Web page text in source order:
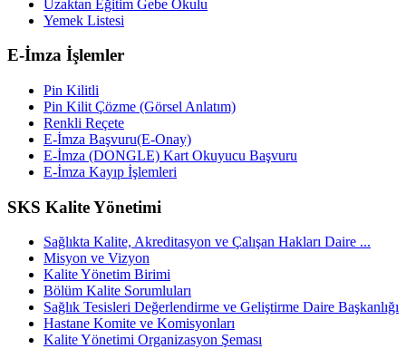
Uzaktan Eğitim Gebe Okulu
Yemek Listesi
E-İmza İşlemler
Pin Kilitli
Pin Kilit Çözme (Görsel Anlatım)
Renkli Reçete
E-İmza Başvuru(E-Onay)
E-İmza (DONGLE) Kart Okuyucu Başvuru
E-İmza Kayıp İşlemleri
SKS Kalite Yönetimi
Sağlıkta Kalite, Akreditasyon ve Çalışan Hakları Daire ...
Misyon ve Vizyon
Kalite Yönetim Birimi
Bölüm Kalite Sorumluları
Sağlık Tesisleri Değerlendirme ve Geliştirme Daire Başkanlığı
Hastane Komite ve Komisyonları
Kalite Yönetimi Organizasyon Şeması